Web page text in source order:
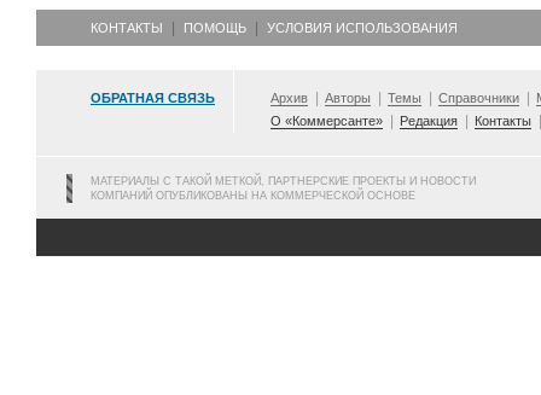
КОНТАКТЫ ПОМОЩЬ УСЛОВИЯ ИСПОЛЬЗОВАНИЯ
ОБРАТНАЯ СВЯЗЬ Архив Авторы Темы Справочники
О «Коммерсанте»
Редакция Контакты
МАТЕРИАЛЫ С ТАКОЙ МЕТКОЙ, ПАРТНЕРСКИЕ ПРОЕКТЫ И НОВОСТИ
КОМПАНИЙ ОПУБЛИКОВАНЫ НА КОММЕРЧЕСКОЙ ОСНОВЕ